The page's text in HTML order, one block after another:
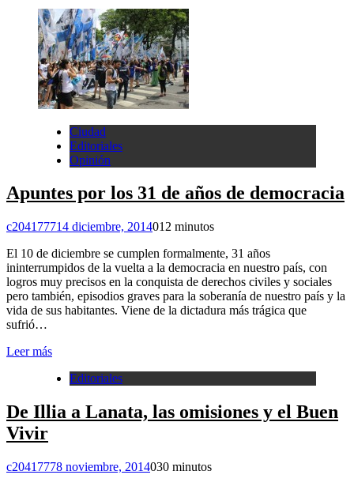
Ciudad
Editoriales
Opinión
Apuntes por los 31 de años de democracia
c204177714 diciembre, 2014012 minutos
El 10 de diciembre se cumplen formalmente, 31 años
ininterrumpidos de la vuelta a la democracia en nuestro país, con
logros muy precisos en la conquista de derechos civiles y sociales
pero también, episodios graves para la soberanía de nuestro país y la
vida de sus habitantes. Viene de la dictadura más trágica que
sufrió…
Leer más
Editoriales
De Illia a Lanata, las omisiones y el Buen
Vivir
c20417778 noviembre, 2014030 minutos